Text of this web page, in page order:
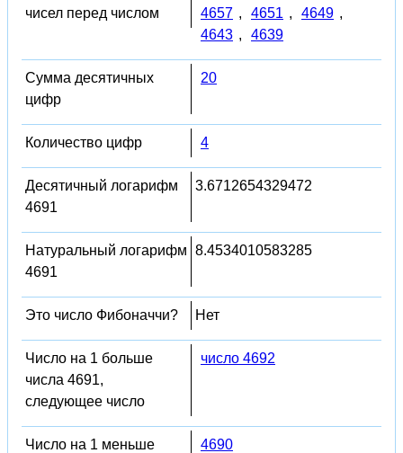
чисел перед числом
4657 , 4651 , 4649 ,
4643 , 4639
Сумма десятичных
цифр
20
Количество цифр 4
Десятичный логарифм
4691
3.6712654329472
Натуральный логарифм
4691
8.4534010583285
Это число Фибоначчи? Нет
Число на 1 больше
числа 4691,
следующее число
число 4692
Число на 1 меньше
4690